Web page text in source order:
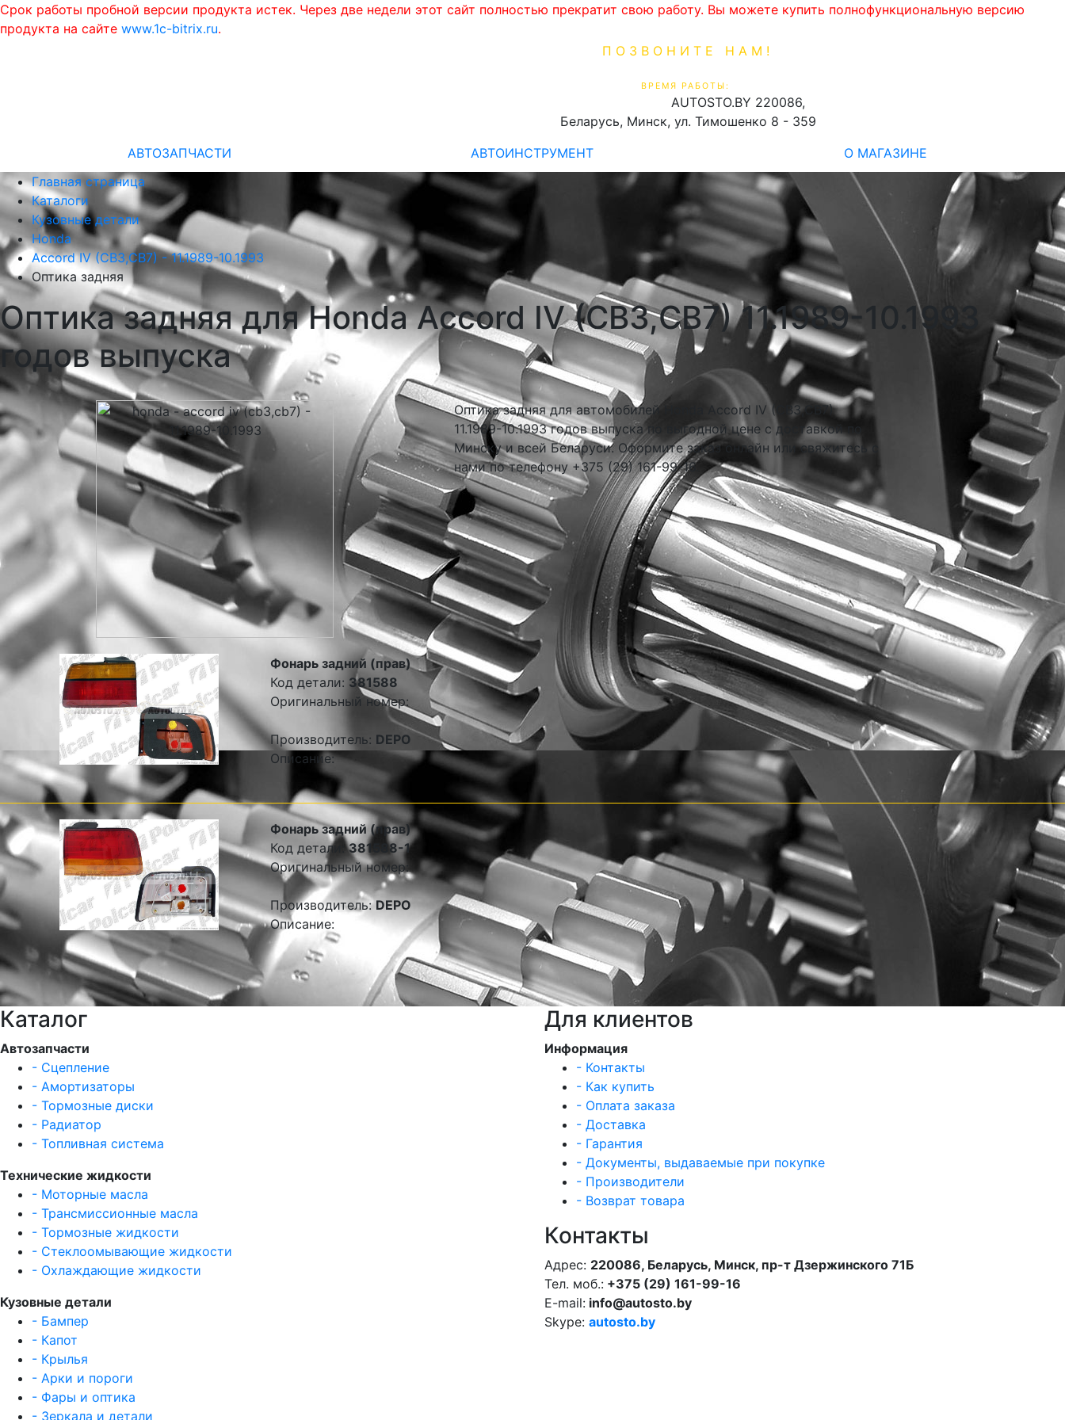
Срок работы пробной версии продукта истек. Через две недели этот сайт полностью прекратит свою работу. Вы можете купить полнофункциональную версию
продукта на сайте www.1c-bitrix.ru.
ПОЗВОНИТЕ НАМ!
ВРЕМЯ РАБОТЫ:
AUTOSTO.BY 220086,
Беларусь, Минск, ул. Тимошенко 8 - 359
АВТОЗАПЧАСТИ АВТОИНСТРУМЕНТ
О МАГАЗИНЕ
Главная страница
Каталоги
Кузовные детали
Honda
Accord IV (CB3,CB7) - 11.1989-10.1993
Оптика задняя
Оптика задняя для Honda Accord IV (CB3,CB7) 11.1989-10.1993
годов выпуска
Оптика задняя для автомобилей Honda Accord IV (CB3,CB7)
11.1989-10.1993 годов выпуска по выгодной цене с доставкой по
Минску и всей Беларуси. Оформите заказ онлайн или свяжитесь с
нами по телефону +375 (29) 161-99-16.
Фонарь задний (прав)
Код детали: 381588
Оригинальный номер:
Производитель: DEPO
Описание:
Фонарь задний (прав)
Код детали:381588-1
Оригинальный номер:
Производитель: DEPO
Описание:
Каталог
Автозапчасти
- Сцепление
- Амортизаторы
- Тормозные диски
- Радиатор
- Топливная система
Технические жидкости
- Моторные масла
- Трансмиссионные масла
- Тормозные жидкости
- Стеклоомывающие жидкости
- Охлаждающие жидкости
Кузовные детали
- Бампер
- Капот
- Крылья
- Арки и пороги
- Фары и оптика
- Зеркала и детали
Для клиентов
Информация
- Контакты
- Как купить
- Оплата заказа
- Доставка
- Гарантия
- Документы, выдаваемые при покупке
- Производители
- Возврат товара
Контакты
Адрес: 220086, Беларусь, Минск, пр-т Дзержинского 71Б
Тел. моб.: +375 (29) 161-99-16
E-mail: info@autosto.by
Skype: autosto.by